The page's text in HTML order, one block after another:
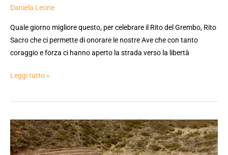
Daniela Leone
Quale giorno migliore questo, per celebrare il Rito del Grembo, Rito
Sacro che ci permette di onorare le nostre Ave che con tanto
coraggio e forza ci hanno aperto la strada verso la libertà
Leggi tutto »
Rito
del
Grembo,